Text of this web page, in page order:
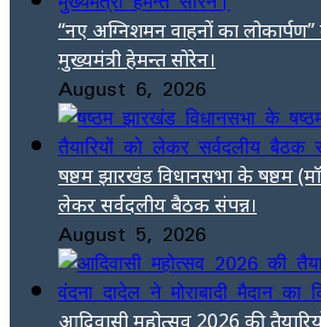
“नए अग्निशमन वाहनों का
मुख्यमंत्री हेमन्त सोरेन।
August 6, 2026
षष्ठम झारखंड विधानसभा के षष्ठम
लेकर सर्वदलीय बैठक संपन्न।
August 5, 2026
आदिवासी महोत्सव 2026 की